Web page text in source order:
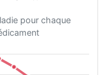
pour chaque